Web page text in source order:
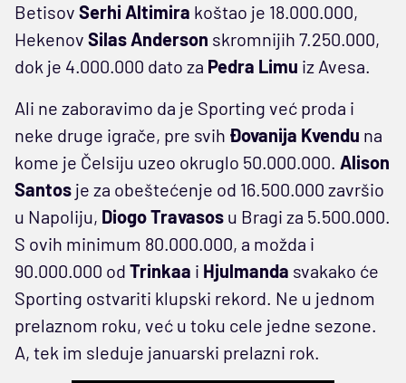
Betisov Serhi Altimira koštao je 18.000.000,
Hekenov Silas Anderson skromnijih 7.250.000,
dok je 4.000.000 dato za Pedra Limu iz Avesa.
Ali ne zaboravimo da je Sporting već proda i
neke druge igrače, pre svih Đovanija Kvendu na
kome je Čelsiju uzeo okruglo 50.000.000. Alison
Santos je za obeštećenje od 16.500.000 završio
u Napoliju, Diogo Travasos u Bragi za 5.500.000.
S ovih minimum 80.000.000, a možda i
90.000.000 od Trinkaa i Hjulmanda svakako će
Sporting ostvariti klupski rekord. Ne u jednom
prelaznom roku, već u toku cele jedne sezone.
A, tek im sleduje januarski prelazni rok.